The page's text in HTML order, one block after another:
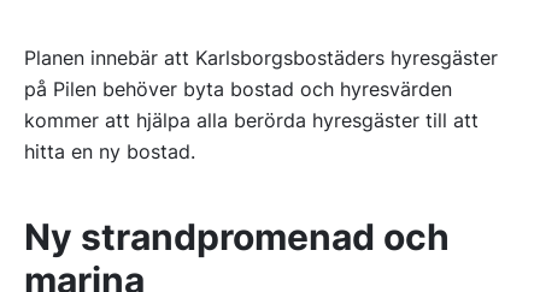
Planen innebär att Karlsborgsbostäders hyresgäster
på Pilen behöver byta bostad och hyresvärden
kommer att hjälpa alla berörda hyresgäster till att
hitta en ny bostad.
Ny strandpromenad och
marina